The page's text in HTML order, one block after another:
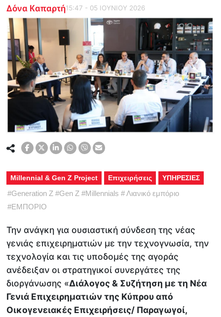
Δόνα Καπαρτή15:47 - 05 ΙΟΥΝΙΟΥ 2026
Millennial & Gen Z Project Επιχειρήσεις ΥΠΗΡΕΣΙΕΣ
#Generation Z #Gen Z #Millennials #Λιανικό εμπόριο
#ΕΜΠΟΡΙΟ
Την ανάγκη για ουσιαστική σύνδεση της νέας
γενιάς επιχειρηματιών με την τεχνογνωσία, την
τεχνολογία και τις υποδομές της αγοράς
ανέδειξαν οι στρατηγικοί συνεργάτες της
διοργάνωσης «Διάλογος & Συζήτηση με τη Νέα
Γενιά Επιχειρηματιών της Κύπρου από
Οικογενειακές Επιχειρήσεις/ Παραγωγοί,